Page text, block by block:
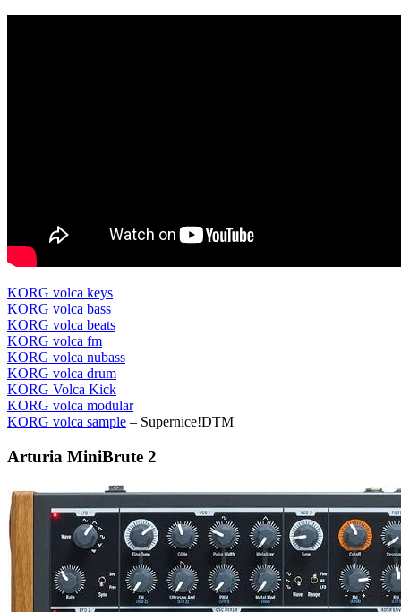
KORG volca keys
KORG volca bass
KORG volca beats
KORG volca fm
KORG volca nubass
KORG volca drum
KORG Volca Kick
KORG volca modular
KORG volca sample – Supernice!DTM
Arturia MiniBrute 2